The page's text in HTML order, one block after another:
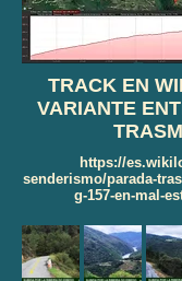
TRACK EN
VARIANTE
https://
senderismo/parada-
g-157-en-mal-